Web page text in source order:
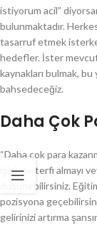
istiyorum acil”
bulunmaktadır.
tasarruf etmek
hedefler. İster
kaynakları bulmak, bu
bahsedeceğiz.
Daha Çok
“Daha çok para
işinizde terfi almayı
düşünebilirsiniz.
pozisyona
gelirinizi artırma